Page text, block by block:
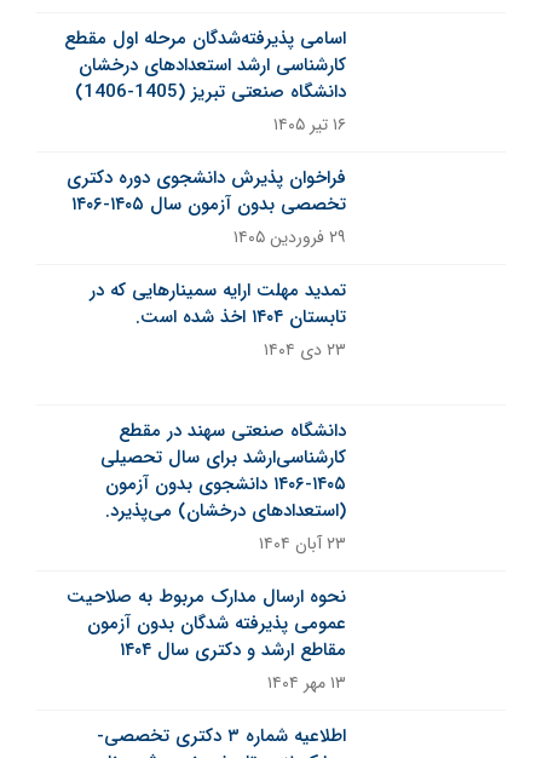
اسامی پذیرفته‌شدگان مرحله اول مقطع
کارشناسی ارشد استعدادهای درخشان
دانشگاه صنعتی تبریز (1405-1406)
۱۶ تیر ۱۴۰۵
فراخوان پذیرش دانشجوی دوره دکتری
تخصصی بدون آزمون سال ۱۴۰۵-۱۴۰۶
۲۹ فروردین ۱۴۰۵
تمدید مهلت ارایه سمینارهایی که در
تابستان ۱۴۰۴ اخذ شده است.
۲۳ دی ۱۴۰۴
دانشگاه صنعتی سهند در مقطع
کارشناسی‌ارشد برای سال تحصیلی
۱۴۰۵-۱۴۰۶ دانشجوی بدون آزمون
(استعدادهای درخشان) می‌پذیرد.
۲۳ آبان ۱۴۰۴
نحوه ارسال مدارک مربوط به صلاحیت
عمومی پذیرفته شدگان بدون آزمون
مقاطع ارشد و دکتری سال ۱۴۰۴
۱۳ مهر ۱۴۰۴
اطلاعیه شماره ۳ دکتری تخصصی-